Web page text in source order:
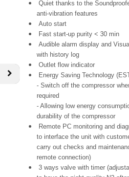
Quiet thanks to the
anti-vibration features
Auto start
Fast start-up purity < 30 min
Audible alarm display and
with history log
Outlet flow indicator
Energy Saving Technology
- Switch off the compressor
required
- Allowing low energy
durability of the compressor
Remote PC monitoring and
to interface the unit with
carry out checks and
remote connection)
3 ways valve with timer